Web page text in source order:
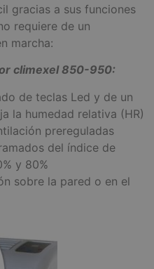
gracias a sus funciones
requiere de un
marcha:
climexel 850-950:
de teclas Led y de un
la humedad relativa (HR)
prereguladas
del índice de
y 80%
sobre la pared o en el